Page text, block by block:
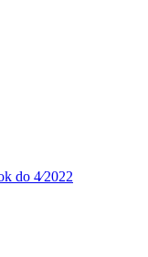
do 4⁄2022